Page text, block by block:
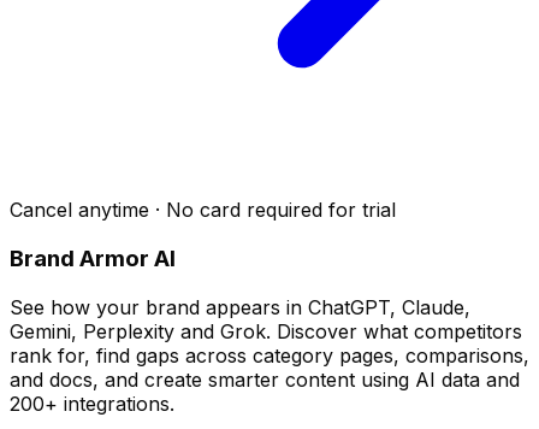
Cancel anytime · No card required for trial
Brand Armor AI
See how your brand appears in ChatGPT, Claude,
Gemini, Perplexity and Grok. Discover what competitors
rank for, find gaps across category pages, comparisons,
and docs, and create smarter content using AI data and
200+ integrations.